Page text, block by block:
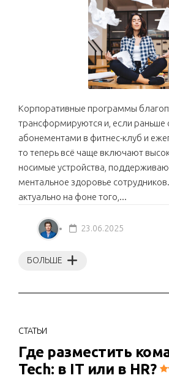
Корпоративные программы
трансформируются и, если раньше
абонементами в фитнес-клуб и
то теперь всё чаще включают
носимые устройства,
ментальное здоровье
актуально на фоне того,...
БОЛЬШЕ
23.06.2025
СТАТЬИ
Где разместить
Tech: в IT или в HR?